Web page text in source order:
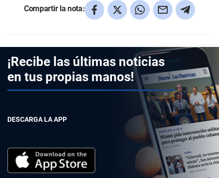
Compartir la nota:
¡Recibe las últimas noticias
en tus propias manos!
DESCARGA LA APP